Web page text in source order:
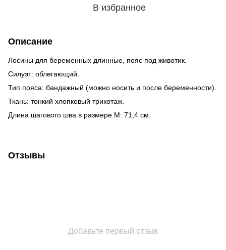
В избранное
Описание
Лосины для беременных длинные, пояс под животик.
Силуэт: облегающий.
Тип пояса: бандажный (можно носить и после беременности).
Ткань: тонкий хлопковый трикотаж.
Длина шагового шва в размере М: 71,4 см.
Отзывы
Добавьте первый отзыв